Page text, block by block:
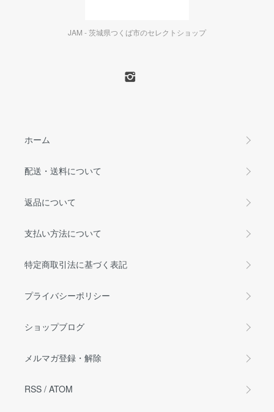
JAM - 茨城県つくば市のセレクトショップ
ホーム
配送・送料について
返品について
支払い方法について
特定商取引法に基づく表記
プライバシーポリシー
ショップブログ
メルマガ登録・解除
RSS / ATOM